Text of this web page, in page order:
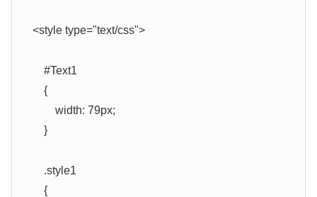
<style type="text/css">
#Text1
{
width: 79px;
}
.style1
{